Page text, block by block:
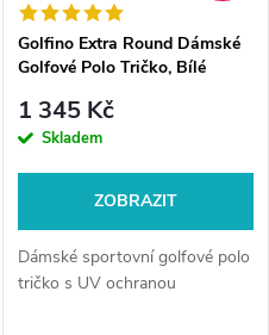
Golfino Extra Round Dámské
Golfové Polo Tričko, Bílé
1 345 Kč
Skladem
ZOBRAZIT
Dámské sportovní golfové polo
tričko s UV ochranou